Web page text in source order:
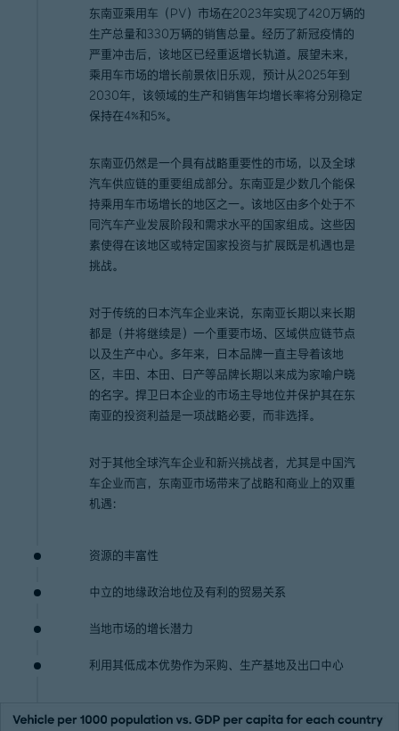
东南亚乘用车（PV）市场在2023年实现了420万辆的
生产总量和330万辆的销售总量。经历了新冠疫情的
严重冲击后，该地区已经重返增长轨道。展望未来，
乘用车市场的增长前景依旧乐观，预计从2025年到
2030年，该领域的生产和销售年均增长率将分别稳定
保持在4%和5%。
东南亚仍然是一个具有战略重要性的市场，以及全球
汽车供应链的重要组成部分。东南亚是少数几个能保
持乘用车市场增长的地区之一。该地区由多个处于不
同汽车产业发展阶段和需求水平的国家组成。这些因
素使得在该地区或特定国家投资与扩展既是机遇也是
挑战。
对于传统的日本汽车企业来说，东南亚长期以来长期
都是（并将继续是）一个重要市场、区域供应链节点
以及生产中心。多年来，日本品牌一直主导着该地
区，丰田、本田、日产等品牌长期以来成为家喻户晓
的名字。捍卫日本企业的市场主导地位并保护其在东
南亚的投资利益是一项战略必要，而非选择。
对于其他全球汽车企业和新兴挑战者，尤其是中国汽
车企业而言，东南亚市场带来了战略和商业上的双重
机遇：
资源的丰富性
中立的地缘政治地位及有利的贸易关系
当地市场的增长潜力
利用其低成本优势作为采购、生产基地及出口中心